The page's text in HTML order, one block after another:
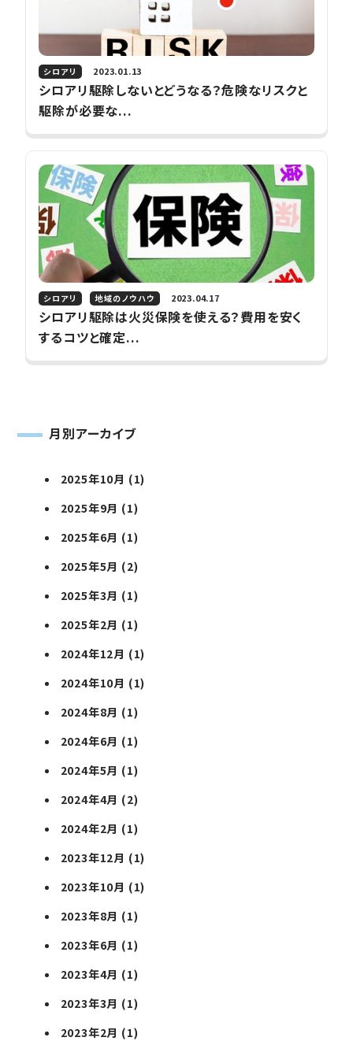
シロアリ 2023.01.13
シロアリ駆除しないとどうなる？危険なリスクと
駆除が必要な...
シロアリ 地域のノウハウ 2023.04.17
シロアリ駆除は火災保険を使える？費用を安く
するコツと確定...
月別アーカイブ
2025年10月 (1)
2025年9月 (1)
2025年6月 (1)
2025年5月 (2)
2025年3月 (1)
2025年2月 (1)
2024年12月 (1)
2024年10月 (1)
2024年8月 (1)
2024年6月 (1)
2024年5月 (1)
2024年4月 (2)
2024年2月 (1)
2023年12月 (1)
2023年10月 (1)
2023年8月 (1)
2023年6月 (1)
2023年4月 (1)
2023年3月 (1)
2023年2月 (1)